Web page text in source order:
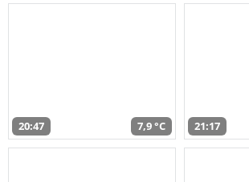
20:47 7,9 °C 21:17